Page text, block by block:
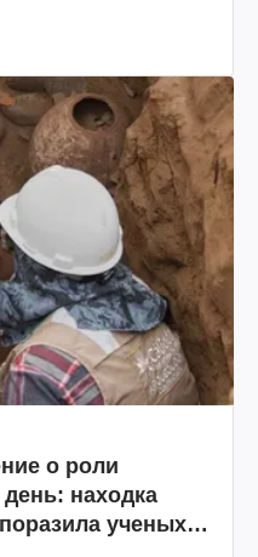
о роли
находка
ученых